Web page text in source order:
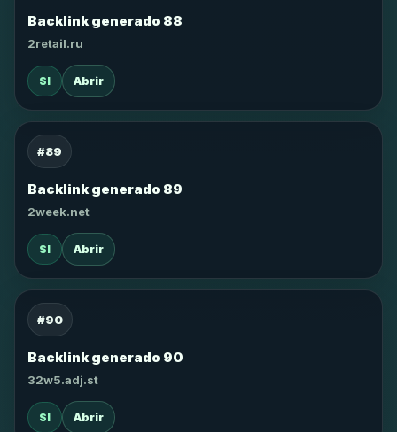
Backlink generado 88
2retail.ru
SI Abrir
#89
Backlink generado 89
2week.net
SI Abrir
#90
Backlink generado 90
32w5.adj.st
SI Abrir